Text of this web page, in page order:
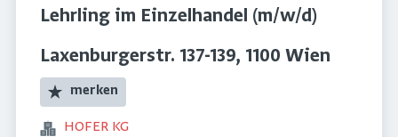
Lehrling im Einzelhandel (m/w/d)
Laxenburgerstr. 137-139, 1100 Wien
merken
HOFER KG